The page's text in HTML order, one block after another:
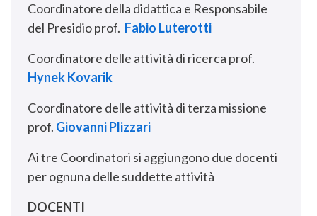
Coordinatore della didattica e Responsabile
del Presidio prof. Fabio Luterotti
Coordinatore delle attività di ricerca prof.
Hynek Kovarik
Coordinatore delle attività di terza missione
prof. Giovanni Plizzari
Ai tre Coordinatori si aggiungono due docenti
per ognuna delle suddette attività
DOCENTI